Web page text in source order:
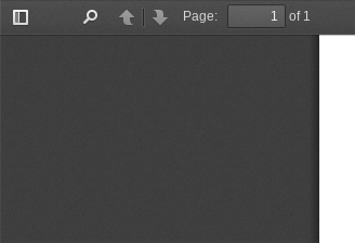
Toggle
PreviousNext
Page:
of 1